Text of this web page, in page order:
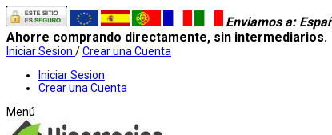
Enviamos a:
Ahorre comprando directamente, sin intermediarios.
Iniciar Sesion /Crear una Cuenta
Iniciar Sesion
Crear una Cuenta
Menú